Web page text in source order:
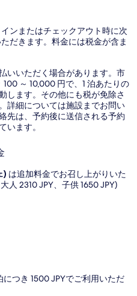
ンまたはチェックアウト時に次
だきます。料金には税金が含ま
いいただく場合があります。市
100 ～ 10,000 円で、1 泊あたりの
します。その他にも税が免除さ
詳細については施設までお問い
先は、予約後に送信される予約
います。
) は追加料金でお召し上がりいた
人 2310 JPY、子供 1650 JPY)
につき 1500 JPYでご利用いただ